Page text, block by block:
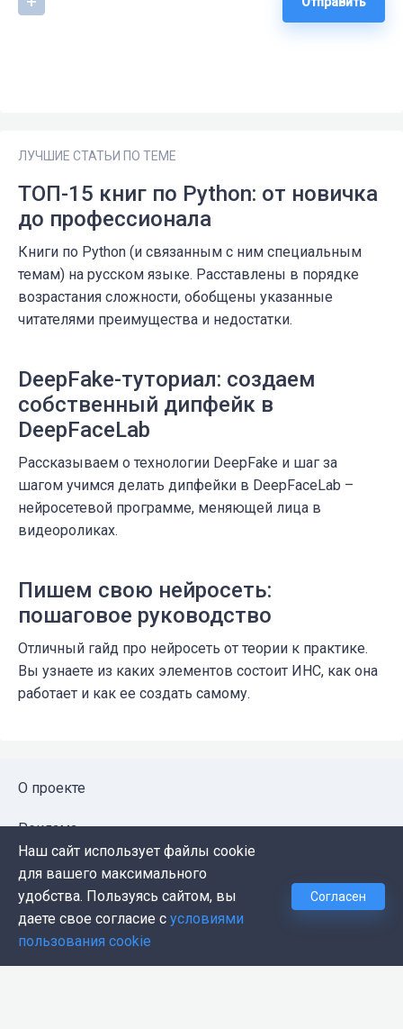
ЛУЧШИЕ СТАТЬИ ПО ТЕМЕ
ТОП-15 книг по Python: от новичка
до профессионала
Книги по Python (и связанным с ним специальным
темам) на русском языке. Расставлены в порядке
возрастания сложности, обобщены указанные
читателями преимущества и недостатки.
DeepFake-туториал: создаем
собственный дипфейк в
DeepFaceLab
Рассказываем о технологии DeepFake и шаг за
шагом учимся делать дипфейки в DeepFaceLab –
нейросетевой программе, меняющей лица в
видеороликах.
Пишем свою нейросеть:
пошаговое руководство
Отличный гайд про нейросеть от теории к практике.
Вы узнаете из каких элементов состоит ИНС, как она
работает и как ее создать самому.
О проекте
Реклама
Публичная оферта
Политика конфиденциальности
Контакты
Наш сайт использует файлы cookie
для вашего максимального
удобства. Пользуясь сайтом, вы
даете свое согласие с условиями
пользования cookie
Согласен